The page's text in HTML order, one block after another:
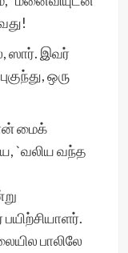
ஸார். இவர்
ஒரு
மைக்
`வலிய வந்த
பாலிலே